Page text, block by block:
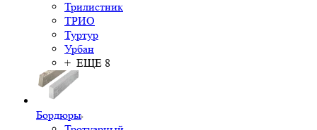
Трилистник
ТРИО
Туртур
Урбан
+ ЕЩЕ 8
Бордюры